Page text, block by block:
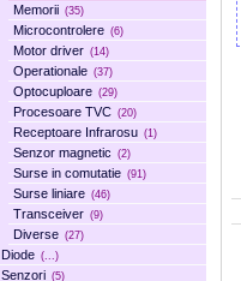
Memorii (35)
Microcontrolere (6)
Motor driver (14)
Operationale (37)
Optocuploare (29)
Procesoare TVC (20)
Receptoare Infrarosu (1)
Senzor magnetic (2)
Surse in comutatie (91)
Surse liniare (46)
Transceiver (9)
Diverse (27)
Diode (...)
Senzori (5)